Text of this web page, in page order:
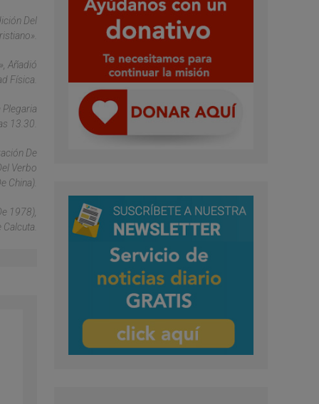
Del
Añadió
Física.
Plegaria
13.30.
De
Verbo
China).
1978),